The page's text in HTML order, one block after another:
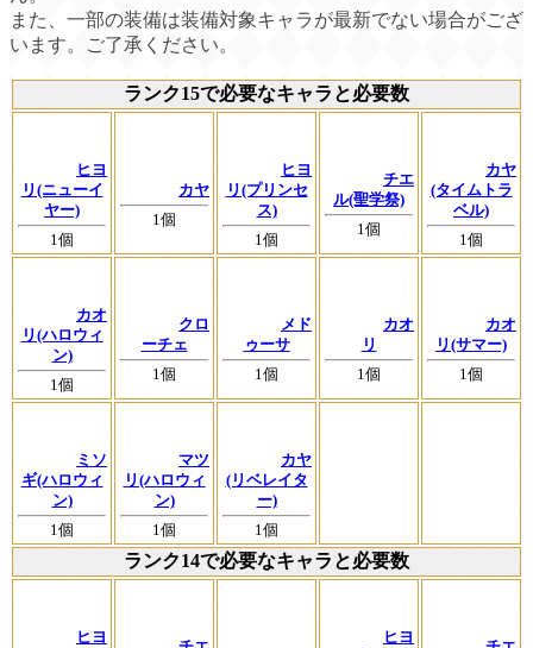
また、一部の装備は装備対象キャラが最新でない場合がござ
います。ご了承ください。
ランク15で必要なキャラと必要数
ヒヨ
リ(ニューイ
ヤー)
1個
カヤ
1個
ヒヨ
リ(プリンセ
ス)
1個
チエ
ル(聖学祭)
1個
カヤ
(タイムトラ
ベル)
1個
カオ
リ(ハロウィ
ン)
1個
クロ
ーチェ
1個
メド
ゥーサ
1個
カオ
リ
1個
カオ
リ(サマー)
1個
ミソ
ギ(ハロウィ
ン)
1個
マツ
リ(ハロウィ
ン)
1個
カヤ
(リベレイタ
ー)
1個
ランク14で必要なキャラと必要数
ヒヨ
ヒヨ